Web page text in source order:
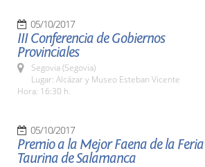
05/10/2017
III Conferencia de Gobiernos
Provinciales
Segovia (Segovia)
Lugar: Alcázar y Museo Esteban Vicente
Hora: 16:30 h.
05/10/2017
Premio a la Mejor Faena de la Feria
Taurina de Salamanca